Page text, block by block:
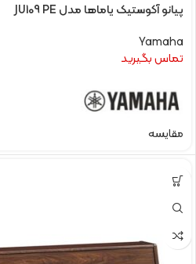
پیانو آکوستیک یاماها مدل JU109 PE
Yamaha
تماس بگیرید
مقایسه